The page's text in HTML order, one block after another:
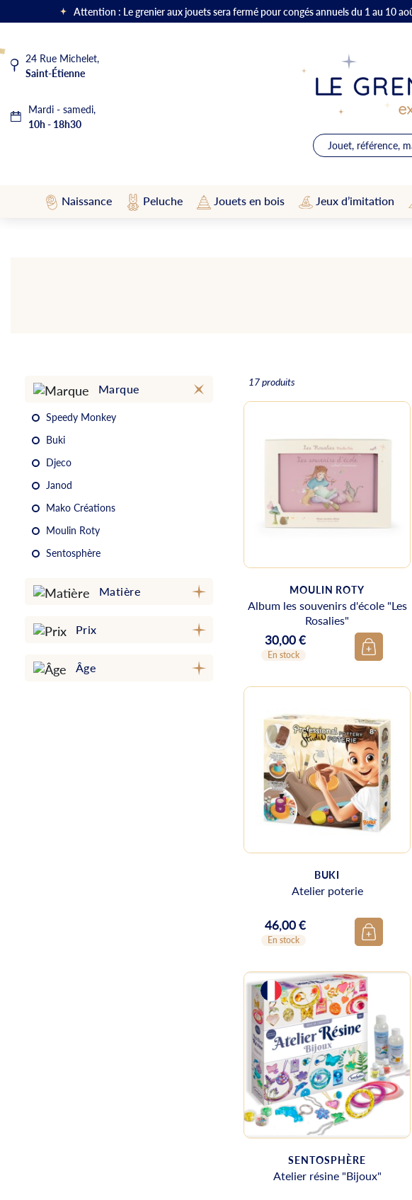
Attention : Le grenier aux jouets sera fermé pour congés annuels du 1 au 10
24 Rue Michelet,
Saint-Étienne
Mardi - samedi,
10h - 18h30
Naissance Peluche Jouets en bois Jeux d’imitation
Marque
Speedy Monkey
Buki
Djeco
Janod
Mako Créations
Moulin Roty
Sentosphère
Matière
Prix
Âge
17 produits
MOULIN ROTY
Album les souvenirs d'école "Les
Rosalies"
Prix
30,00 €
En stock
BUKI
Atelier poterie
Prix
46,00 €
En stock
SENTOSPHÈRE
Atelier résine "Bijoux"